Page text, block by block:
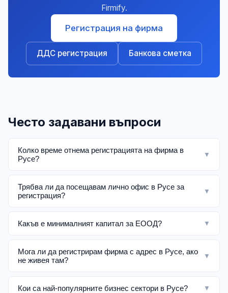
Firmify.
Регистрация на фирма
ДДС регистрация Банкова сметка
Често задавани въпроси
Колко време отнема регистрацията на фирма в
Русе?
▼
Трябва ли да посещавам лично офис в Русе за
регистрация?
▼
Какъв е минималният капитал за ЕООД? ▼
Мога ли да регистрирам фирма с адрес в Русе, ако
не живея там?
▼
Кои са най-популярните бизнес сектори в Русе? ▼